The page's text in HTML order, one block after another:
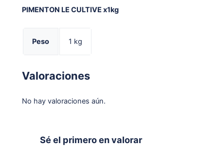
PIMENTON LE CULTIVE x1kg
Peso 1 kg
Valoraciones
No hay valoraciones aún.
Sé el primero en valorar